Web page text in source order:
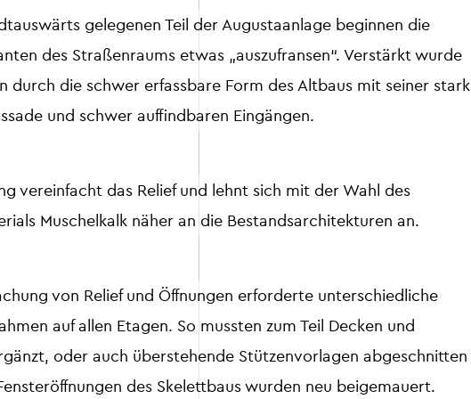
gelegenen Teil der Augustaanlage beginnen die
des Straßenraums etwas „auszufransen“. Verstärkt wurde
durch die schwer erfassbare Form des Altbaus mit seiner stark
und schwer auffindbaren Eingängen.
vereinfacht das Relief und lehnt sich mit der Wahl des
Muschelkalk näher an die Bestandsarchitekturen an.
von Relief und Öffnungen erforderte unterschiedliche
auf allen Etagen. So mussten zum Teil Decken und
oder auch überstehende Stützenvorlagen abgeschnitten
des Skelettbaus wurden neu beigemauert.